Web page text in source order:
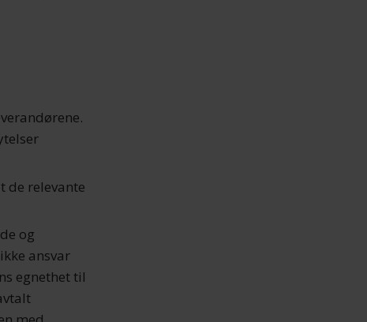
de relevante
og
ansvar
egnethet til